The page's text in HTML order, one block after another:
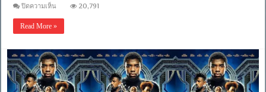
ปิดความเห็น
1080P]
Panther
(2018)
แบ
ล็ค
แพน
20,791
Read More »